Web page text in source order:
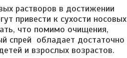
растворов в достижении
привести к сухости носовых
что помимо очищения,
спрей обладает достаточно
и взрослых возрастов.